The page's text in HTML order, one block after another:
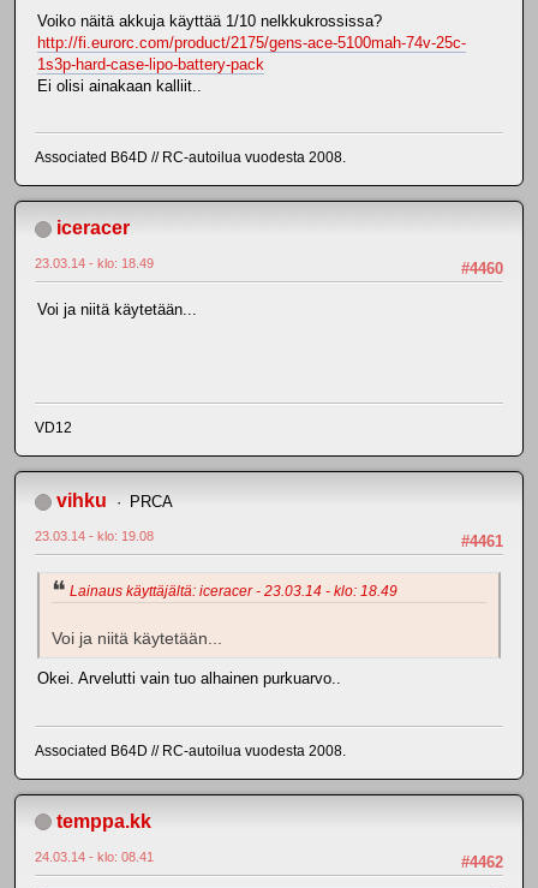
Voiko näitä akkuja käyttää 1/10 nelkkukrossissa?
http://fi.eurorc.com/product/2175/gens-ace-5100mah-74v-25c-
1s3p-hard-case-lipo-battery-pack
Ei olisi ainakaan kalliit..
Associated B64D // RC-autoilua vuodesta 2008.
iceracer
#4460
23.03.14 - klo: 18.49
Voi ja niitä käytetään...
VD12
vihku PRCA
#4461
23.03.14 - klo: 19.08
Lainaus käyttäjältä: iceracer - 23.03.14 - klo: 18.49
Voi ja niitä käytetään...
Okei. Arvelutti vain tuo alhainen purkuarvo..
Associated B64D // RC-autoilua vuodesta 2008.
temppa.kk
#4462
24.03.14 - klo: 08.41